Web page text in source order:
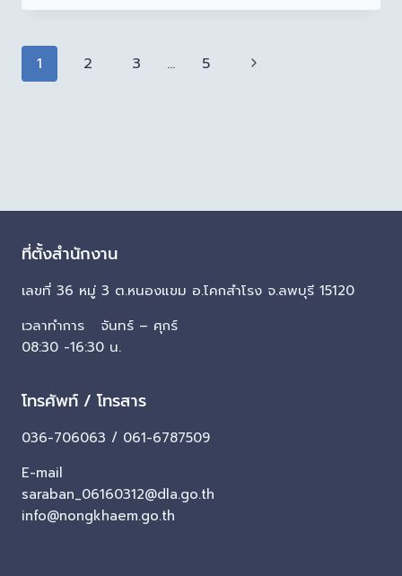
1 2 3 … 5
ที่ตั้งสำนักงาน
เลขที่ 36 หมู่ 3 ต.หนองแขม อ.โคกสำโรง จ.ลพบุรี 15120
เวลาทำการ จันทร์ – ศุกร์
08:30 -16:30 น.
โทรศัพท์ / โทรสาร
036-706063 / 061-6787509
E-mail
saraban_06160312@dla.go.th
info@nongkhaem.go.th